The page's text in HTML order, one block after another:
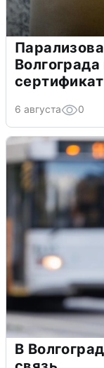
сертификат
6 августа 0
В